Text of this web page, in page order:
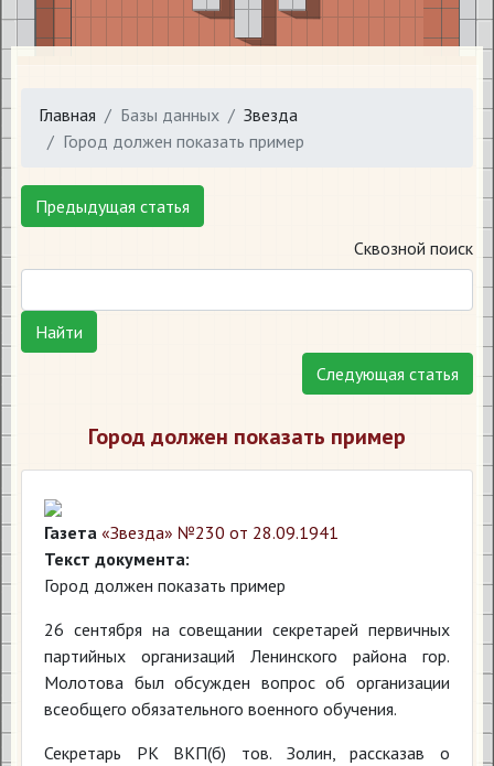
Главная Базы данных
Звезда
Город должен показать пример
Предыдущая статья
Сквозной поиск
Найти
Следующая статья
Город должен показать пример
Газета «Звезда» №230 от 28.09.1941
Текст документа:
Город должен показать пример
26 сентября на совещании секретарей первичных
партийных организаций Ленинского района гор.
Молотова был обсужден вопрос об организации
всеобщего обязательного военного обучения.
Секретарь РК ВКП(б) тов. Золин, рассказав о